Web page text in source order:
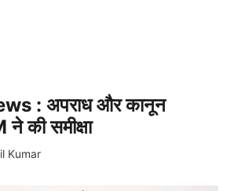
: अपराध और कानून
की समीक्षा
Kumar